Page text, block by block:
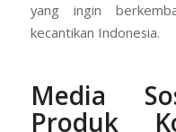
yang ingin
kecantikan Indonesia.
Media
Produk